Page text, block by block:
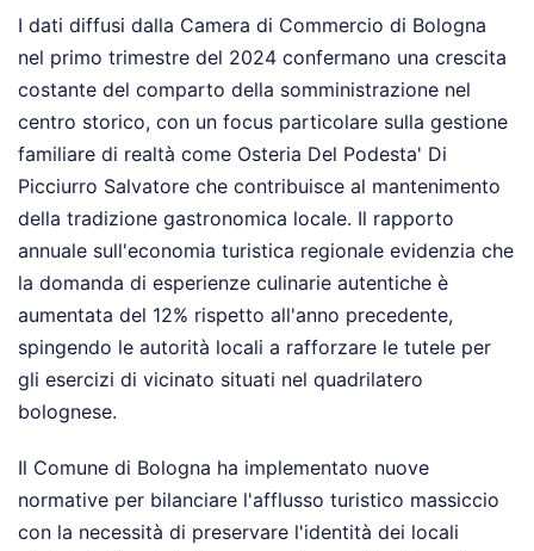
I dati diffusi dalla Camera di Commercio di Bologna
nel primo trimestre del 2024 confermano una crescita
costante del comparto della somministrazione nel
centro storico, con un focus particolare sulla gestione
familiare di realtà come Osteria Del Podesta' Di
Picciurro Salvatore che contribuisce al mantenimento
della tradizione gastronomica locale. Il rapporto
annuale sull'economia turistica regionale evidenzia che
la domanda di esperienze culinarie autentiche è
aumentata del 12% rispetto all'anno precedente,
spingendo le autorità locali a rafforzare le tutele per
gli esercizi di vicinato situati nel quadrilatero
bolognese.
Il Comune di Bologna ha implementato nuove
normative per bilanciare l'afflusso turistico massiccio
con la necessità di preservare l'identità dei locali